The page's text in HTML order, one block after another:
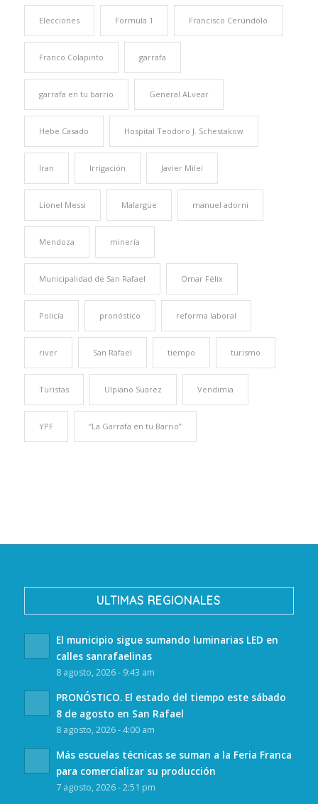
Elecciones Formula 1 Francisco Cerúndolo
Franco Colapinto garrafa
garrafa en tu barrio General ALvear
Hebe Casado Hospital Teodoro J. Schestakow
Iran Irrigación Javier Milei
Lionel Messi Malargüe manuel adorni
Mendoza minería
Municipalidad de San Rafael Omar Félix
Policía pronóstico reforma laboral
river San Rafael tiempo turismo
Turistas Ulpiano Suarez Vendimia
YPF “La Garrafa en tu Barrio”
ULTIMAS REGIONALES
El municipio sigue sumando luminarias LED en
calles sanrafaelinas
8 agosto, 2026 - 9:43 am
PRONÓSTICO. El estado del tiempo este sábado
8 de agosto en San Rafael
8 agosto, 2026 - 4:00 am
Más escuelas técnicas se suman a la Feria Franca
para comercializar su producción
7 agosto, 2026 - 2:51 pm